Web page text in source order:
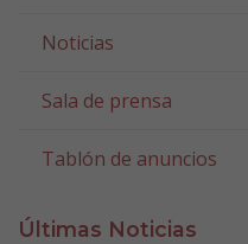
Noticias
Sala de prensa
Tablón de anuncios
Últimas Noticias